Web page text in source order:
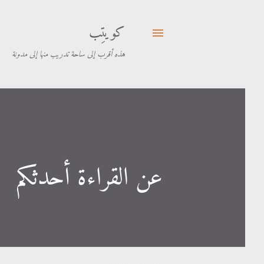
كويتِب
هذه أقرب إلى ساحة تدريب منها إلى مدونة
عن القراءة أحدثكم